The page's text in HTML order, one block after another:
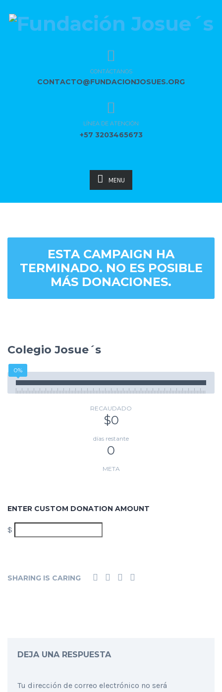
CONTÁCTANOS
CONTACTO@FUNDACIONJOSUES.ORG
LÍNEA DE ATENCIÓN
+57 3203465673
MENU
ESTA CAMPAIGN HA
TERMINADO. NO ES POSIBLE
MÁS DONACIONES.
Colegio Josue´s
0%
RECAUDADO
$0
días restante
0
META
ENTER CUSTOM DONATION AMOUNT
$
SHARING IS CARING
DEJA UNA RESPUESTA
Tu dirección de correo electrónico no será